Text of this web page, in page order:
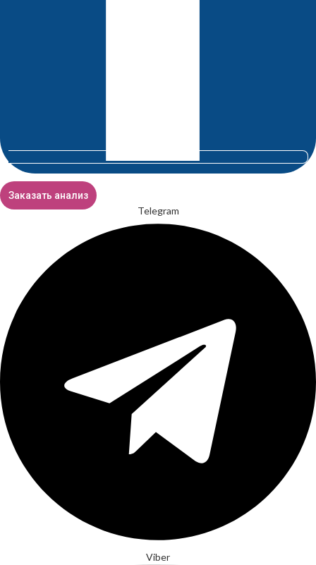
Заказать анализ
Telegram
Viber